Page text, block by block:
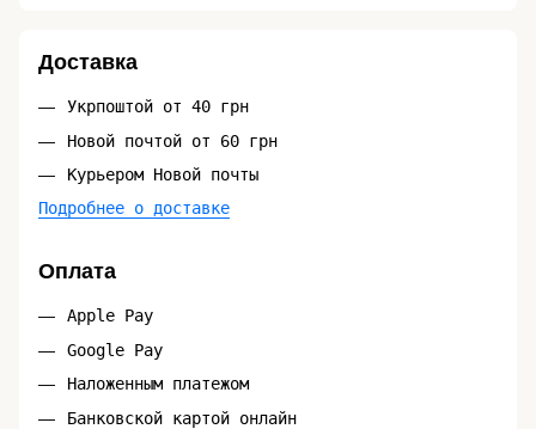
Доставка
Укрпоштой от 40 грн
Новой почтой от 60 грн
Курьером Новой почты
Подробнее о доставке
Оплата
Apple Pay
Google Pay
Наложенным платежом
Банковской картой онлайн